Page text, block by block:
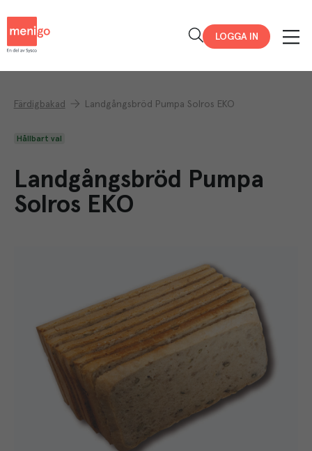
LOGGA IN
Färdigbakad Landgångsbröd Pumpa Solros EKO
Hållbart val
Landgångsbröd Pumpa
Solros EKO